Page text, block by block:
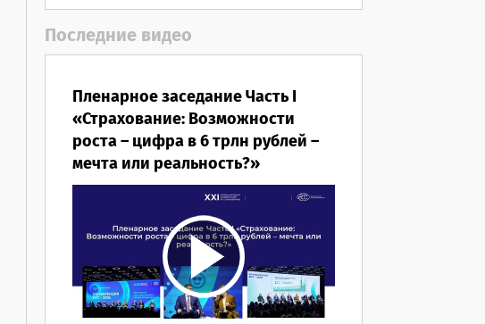
Последние видео
Пленарное заседание Часть I
«Страхование: Возможности
роста – цифра в 6 трлн рублей –
мечта или реальность?»